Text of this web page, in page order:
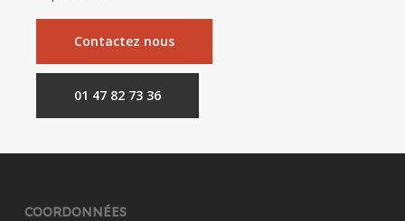
Contactez nous
01 47 82 73 36
COORDONNÉES